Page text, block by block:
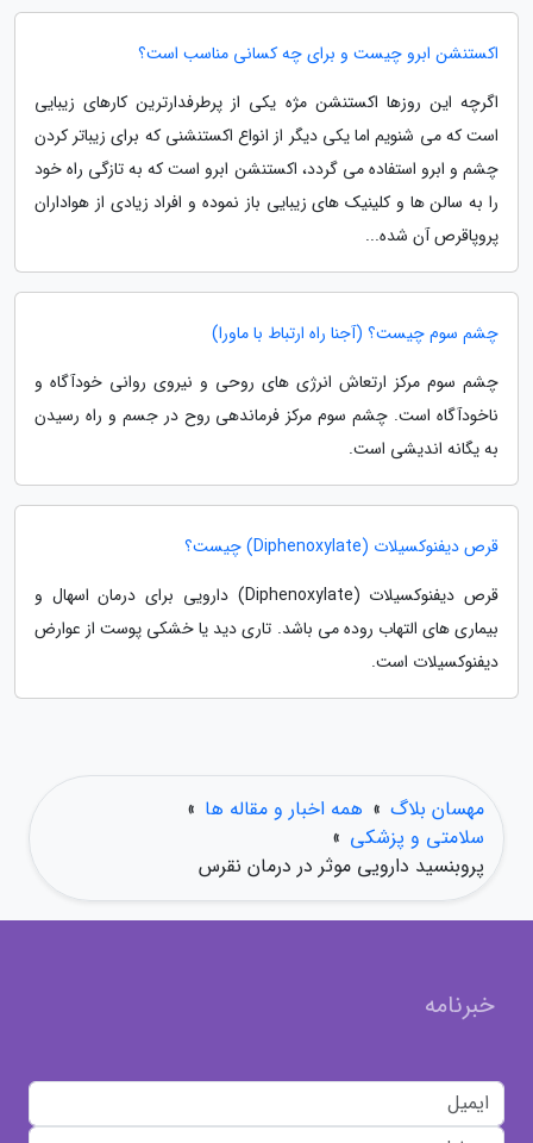
اکستنشن ابرو چیست و برای چه کسانی مناسب است؟
اگرچه این روزها اکستنشن مژه یکی از پرطرفدارترین کارهای زیبایی
است که می شنویم اما یکی دیگر از انواع اکستنشنی که برای زیباتر کردن
چشم و ابرو استفاده می گردد، اکستنشن ابرو است که به تازگی راه خود
را به سالن ها و کلینیک های زیبایی باز نموده و افراد زیادی از هواداران
پروپاقرص آن شده...
چشم سوم چیست؟ (آجنا راه ارتباط با ماورا)
چشم سوم مرکز ارتعاش انرژی های روحی و نیروی روانی خودآگاه و
ناخودآگاه است. چشم سوم مرکز فرماندهی روح در جسم و راه رسیدن
به یگانه اندیشی است.
قرص دیفنوکسیلات (Diphenoxylate) چیست؟
قرص دیفنوکسیلات (Diphenoxylate) دارویی برای درمان اسهال و
بیماری های التهاب روده می باشد. تاری دید یا خشکی پوست از عوارض
دیفنوکسیلات است.
مهسان بلاگ » همه اخبار و مقاله ها »
سلامتی و پزشکی »
پروبنسید دارویی موثر در درمان نقرس
خبرنامه